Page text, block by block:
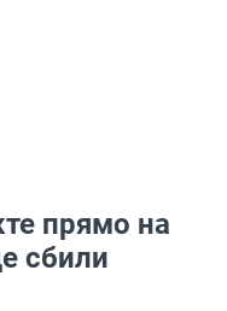
прямо на
сбили